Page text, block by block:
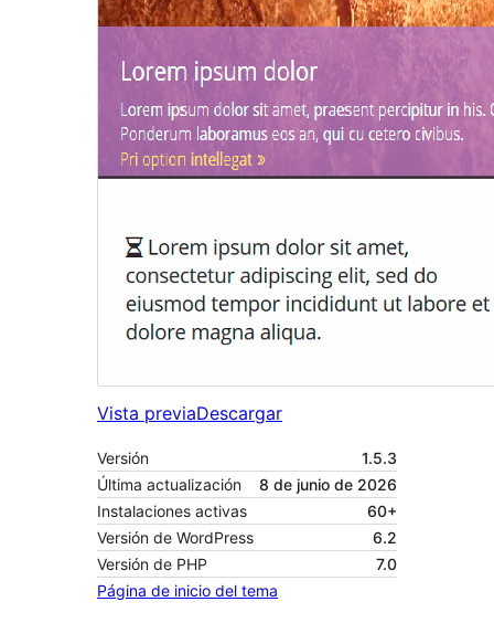
Vista previaDescargar
Versión
1.5.3
Última actualización
8 de junio de 2026
Instalaciones activas
60+
Versión de WordPress
6.2
Versión de PHP
7.0
Página de inicio del tema